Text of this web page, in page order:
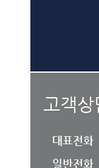
고객상
대표전화
일반전화